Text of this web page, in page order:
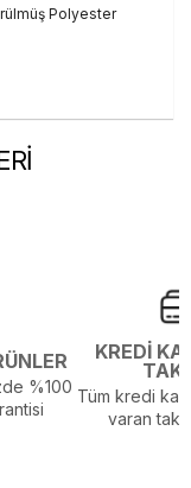
Polyester
Bulunan Işık ve
%100
KREDİ
Tüm kredi
varan